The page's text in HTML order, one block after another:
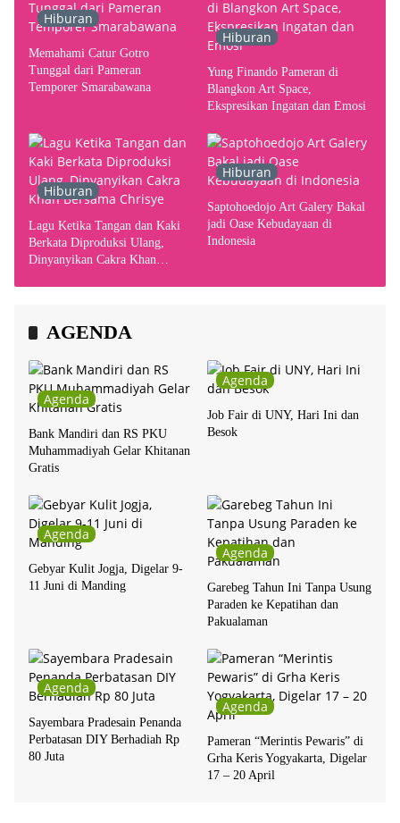
Hiburan
Memahami Catur Gotro
Tunggal dari Pameran
Temporer Smarabawana
Hiburan
Yung Finando Pameran di
Blangkon Art Space,
Ekspresikan Ingatan dan Emosi
Hiburan
Lagu Ketika Tangan dan Kaki
Berkata Diproduksi Ulang,
Dinyanyikan Cakra Khan
Hiburan
Saptohoedojo Art Galery Bakal
jadi Oase Kebudayaan di
Indonesia
AGENDA
Agenda
Bank Mandiri dan RS PKU
Muhammadiyah Gelar Khitanan
Gratis
Agenda
Job Fair di UNY, Hari Ini dan
Besok
Agenda
Gebyar Kulit Jogja, Digelar 9-
11 Juni di Manding
Agenda
Garebeg Tahun Ini Tanpa Usung
Paraden ke Kepatihan dan
Pakualaman
Agenda
Sayembara Pradesain Penanda
Perbatasan DIY Berhadiah Rp
80 Juta
Agenda
Pameran “Merintis Pewaris” di
Grha Keris Yogyakarta, Digelar
17 – 20 April